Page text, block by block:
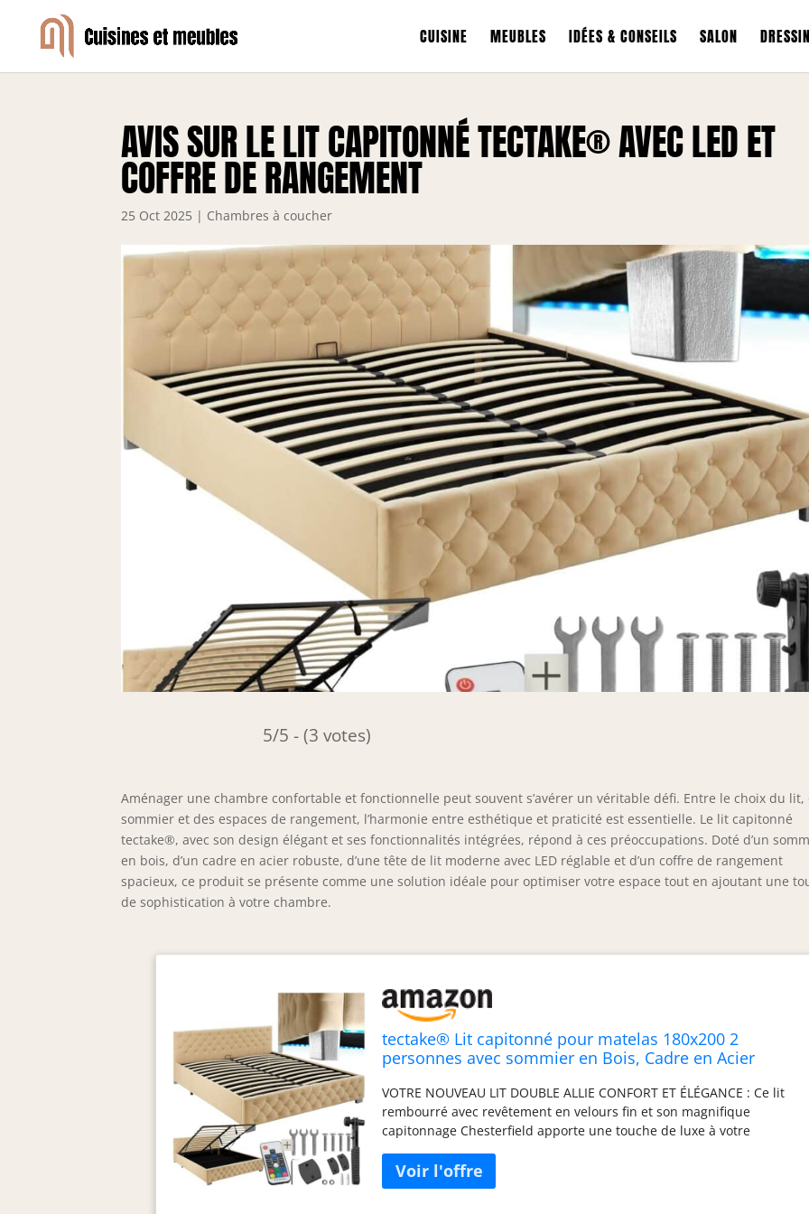
CUISINE MEUBLES IDÉES & CONSEILS SALON
AVIS SUR LE LIT CAPITONNÉ TECTAKE® AVEC LED ET
COFFRE DE RANGEMENT
25 Oct 2025 | Chambres à coucher
5/5 - (3 votes)
Aménager une chambre confortable et fonctionnelle peut souvent s’avérer un véritable défi. Entre le choix du lit,
sommier et des espaces de rangement, l’harmonie entre esthétique et praticité est essentielle. Le lit capitonné
tectake®, avec son design élégant et ses fonctionnalités intégrées, répond à ces préoccupations. Doté d’un
en bois, d’un cadre en acier robuste, d’une tête de lit moderne avec LED réglable et d’un coffre de rangement
spacieux, ce produit se présente comme une solution idéale pour optimiser votre espace tout en ajoutant une
de sophistication à votre chambre.
tectake® Lit capitonné pour matelas 180x200 2
personnes avec sommier en Bois, Cadre en Acier
Rangement pour Chambre adulte, ado ou enfant
Meuble chambre
VOTRE NOUVEAU LIT DOUBLE ALLIE CONFORT ET ÉLÉGANCE : Ce lit
rembourré avec revêtement en velours fin et son magnifique
capitonnage Chesterfield apporte une touche de luxe à votre
chambre. Grâce à sa tete de lit imposante, il transforme votre
espace en un havre de paix. Il est idéal pour améliorer la qualité de
votre sommeil, que ce soit dans une chambre adulte ou une